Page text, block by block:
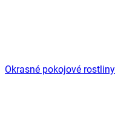
Okrasné pokojové rostliny